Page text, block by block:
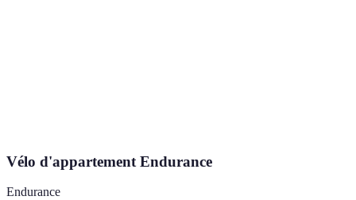
Vélo d'appartement Endurance
Endurance